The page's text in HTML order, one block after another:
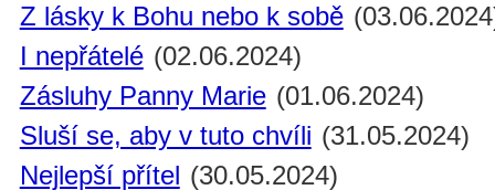
Z lásky k Bohu nebo k sobě
I nepřátelé (02.06.2024)
Zásluhy Panny Marie (01.06.2024)
Sluší se, aby v tuto chvíli (31.05.2024)
Nejlepší přítel (30.05.2024)